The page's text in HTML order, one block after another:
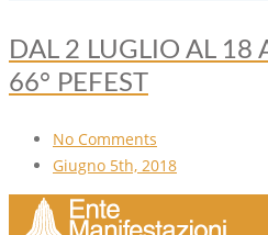
DAL 2 LUGLIO AL 18
66° PEFEST
No Comments
Giugno 5th, 2018